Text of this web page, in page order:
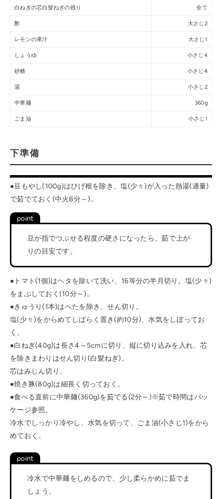
白ねぎの芯白髪ねぎの残り 全て
酢 大さじ2
レモンの果汁 大さじ1
しょうゆ 小さじ4
砂糖 小さじ4
湯 小さじ2
中華麺 360g
ごま油 小さじ1
下準備
●豆もやし(100g)はひげ根を除き、塩(少々)が入った熱湯(適量)
で茹でておく(中火8分～)。
豆が指でつぶせる程度の硬さになったら、茹で上が
りの目安です。
●トマト(1個)はヘタを除いて洗い、16等分の半月切り。塩(少々)
をまぶしておく(10分～)。
●きゅうり(1本)はへたを除き、せん切り。
塩(少々)をからめてしばらく置き(約10分)、水気をしぼってお
く。
●白ねぎ(40g)は長さ4～5cmに切り、縦に切り込みを入れ、芯
を除きまわりはせん切り(白髪ねぎ)。
芯はみじん切り。
●焼き豚(80g)は細長く切っておく。
●食べる直前に中華麺(360g)を茹でる(2分～)※茹で時間はパッ
ケージ参照。
冷水でしっかり冷やし、水気を切って、ごま油(小さじ1)をから
めておく。
冷水で中華麺をしめるので、少し柔らかめに茹でま
しょう。